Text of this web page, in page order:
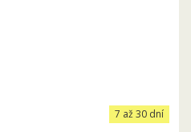
7 až 30 dní